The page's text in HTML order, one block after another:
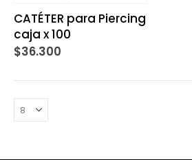
CATÉTER para Piercing
caja x 100
$36.300